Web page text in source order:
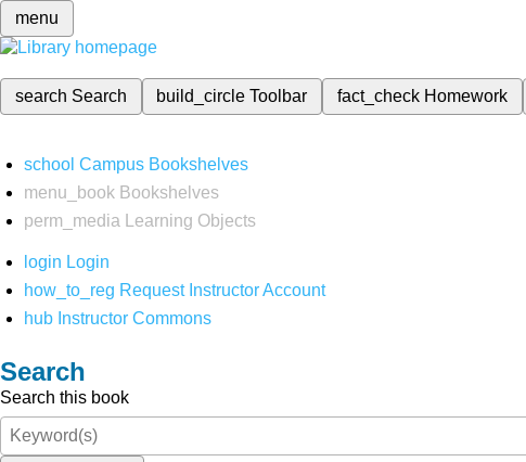
menu
search Search build_circleToolbar fact_check Homework
school Campus Bookshelves
menu_book Bookshelves
perm_media
Learning Objects
login Login
how_to_reg Request Instructor Account
hub Instructor Commons
Search
Search this book